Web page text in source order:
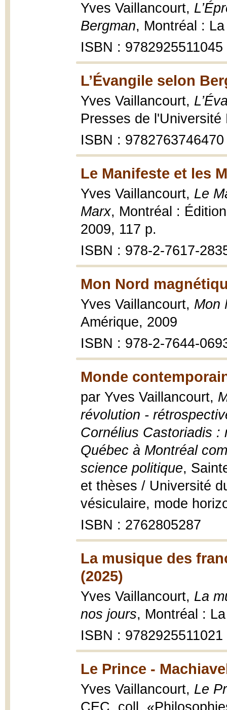
Yves Vaillancourt,
Bergman, Montréal :
ISBN : 9782925511045
L’Évangile selon
Yves Vaillancourt,
Presses de
ISBN : 9782763746470
Le Manifeste et les
Yves Vaillancourt, Le
Marx, Montréal :
2009, 117 p.
ISBN : 978-2-7617-
Mon Nord
Yves Vaillancourt, Mon
Amérique, 2009
ISBN : 978-2-7644-
Monde
par Yves Vaillancourt,
révolution -
Cornélius Castoriadis :
Québec à Montréal
science politique,
et thèses / Université
vésiculaire, mode
ISBN : 2762805287
La musique des
(2025)
Yves Vaillancourt, La
nos jours, Montréal :
ISBN : 9782925511021
Le Prince -
Yves Vaillancourt, Le
CEC, coll.